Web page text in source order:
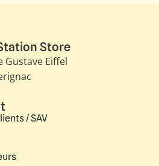
Store
Gustave Eiffel​
/ SAV